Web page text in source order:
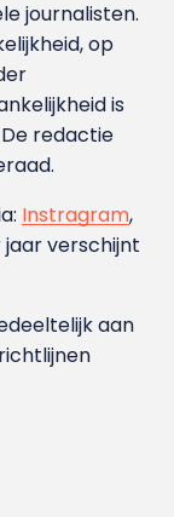
journalisten.
op
is
redactie
Instragram,
jaar verschijnt
aan